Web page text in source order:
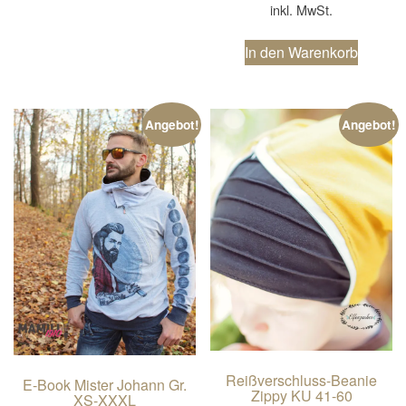
inkl. MwSt.
In den Warenkorb
Angebot!
E-Book Mister Johann Gr.
XS-XXXL
Angebot!
Reißverschluss-Beanie
Zippy KU 41-60